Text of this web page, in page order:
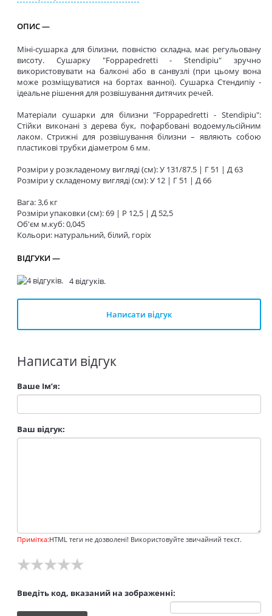
ОПИС —
Міні-сушарка для білизни, повністю складна, має регульовану
висоту. Сушарку "Foppapedretti - Stendipiu" зручно
використовувати на балконі або в санвузлі (при цьому вона
може розміщуватися на бортах ванної). Сушарка Стендипіу -
ідеальне рішення для розвішування дитячих речей.
Матеріали сушарки для білизни "Foppapedretti - Stendipiu":
Стійки виконані з дерева бук, пофарбовані водоемульсійним
лаком. Стрижні для розвішування білизни – являють собою
пластикові трубки діаметром 6 мм.
Розміри у розкладеному вигляді (см): У 131/87.5 | Г 51 | Д 63
Розміри у складеному вигляді (см): У 12 | Г 51 | Д 66
Вага: 3,6 кг
Розміри упаковки (см): 69 | Р 12,5 | Д 52,5
Об'єм м.куб: 0,045
Кольори: натуральний, білий, горіх
ВІДГУКИ —
4 відгуків.
Написати відгук
Написати відгук
Ваше Ім’я:
Ваш відгук:
Примітка:HTML теги не дозволені! Використовуйте звичайний текст.
★
★
★
★
★
Введіть код, вказаний на зображенні: